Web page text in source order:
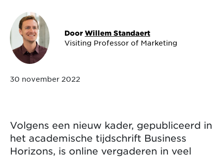
Door Willem Standaert
Visiting Professor of Marketing
30 november 2022
Volgens een nieuw kader, gepubliceerd in
het academische tijdschrift Business
Horizons, is online vergaderen in veel